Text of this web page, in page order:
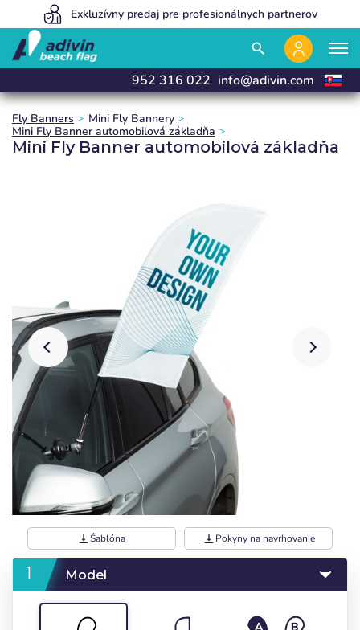
Vyrábame a dodávame do 24 hodín
Exkluzívny predaj pre profesionálnych partnerov
Naše ceny sú tak nízke, pretože predávame 100% online
search
952 316 022 info@adivin.com
Fly Banners
Mini Fly Bannery
Mini Fly Banner automobilová základňa
Mini Fly Banner automobilová základňa
vertical_align_bottomŠablóna vertical_align_bottom Pokyny na navrhovanie
Model